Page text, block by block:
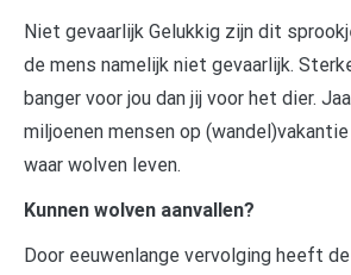
Niet gevaarlijk Gelukkig zijn dit
de mens namelijk niet gevaarlijk.
banger voor jou dan jij voor het dier.
miljoenen mensen op
waar wolven leven.
Kunnen wolven aanvallen?
Door eeuwenlange vervolging heeft